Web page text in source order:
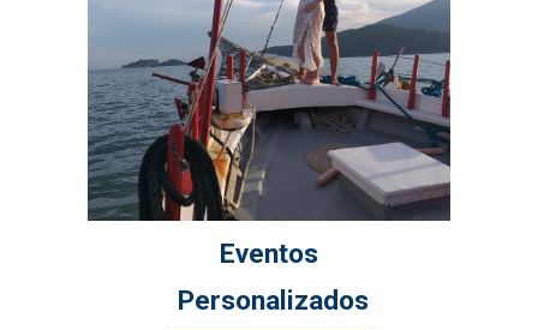
Eventos
Personalizados